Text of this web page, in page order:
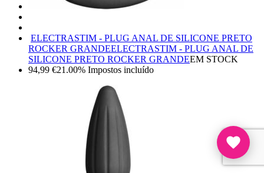
ELECTRASTIM - PLUG ANAL DE SILICONE PRETO
ROCKER GRANDEELECTRASTIM - PLUG ANAL DE
SILICONE PRETO ROCKER GRANDEEM STOCK
94,99 €21.00% Impostos incluído